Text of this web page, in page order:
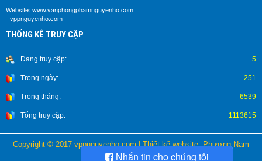
Website: www.vanphongphamnguyenho.com
- vppnguyenho.com
THỐNG KÊ TRUY CẬP
Đang truy cập: 5
Trong ngày: 251
Trong tháng: 6539
Tổng truy cập: 1113615
Copyright © 2017 vppnguyenho.com |Thiết kế website: Phương Nam
Vina
Nhắn tin cho chúng tôi